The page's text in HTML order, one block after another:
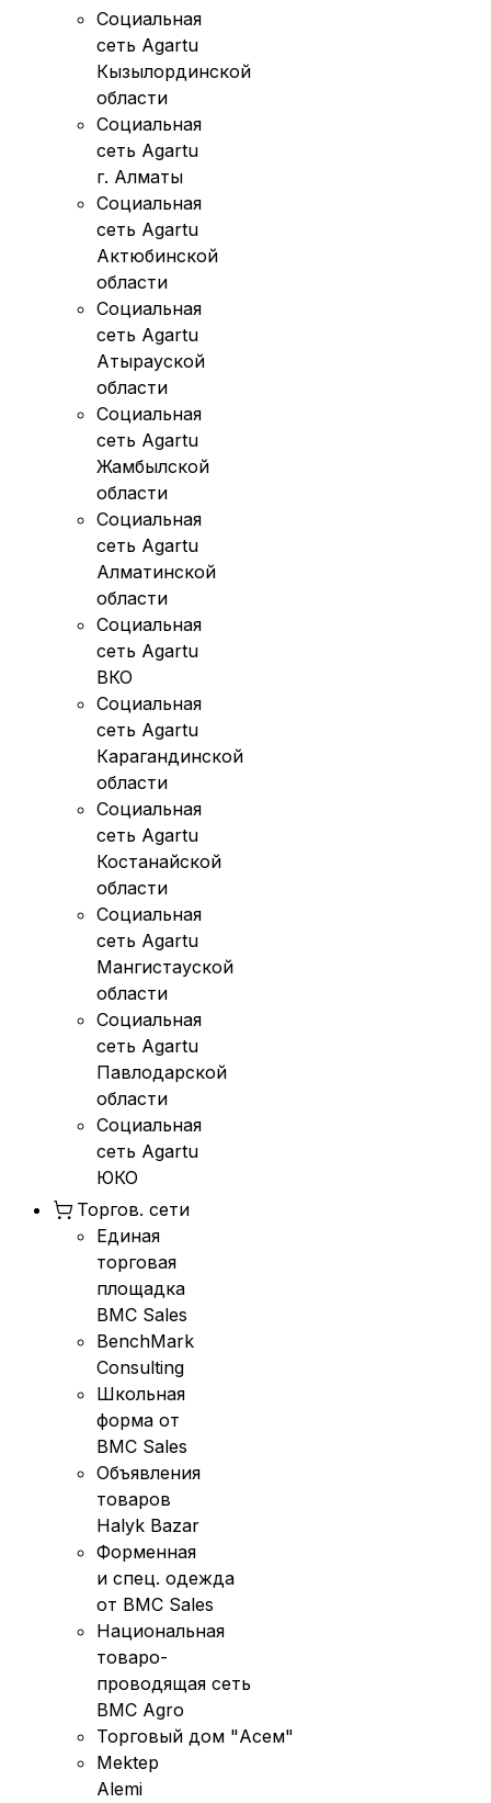
Социальная
сеть Agartu
Кызылординской
области
Социальная
сеть Agartu
г. Алматы
Социальная
сеть Agartu
Актюбинской
области
Социальная
сеть Agartu
Атырауской
области
Социальная
сеть Agartu
Жамбылской
области
Социальная
сеть Agartu
Алматинской
области
Социальная
сеть Agartu
ВКО
Социальная
сеть Agartu
Карагандинской
области
Социальная
сеть Agartu
Костанайской
области
Социальная
сеть Agartu
Мангистауской
области
Социальная
сеть Agartu
Павлодарской
области
Социальная
сеть Agartu
ЮКО
Торгов. сети
Единая
торговая
площадка
BMC Sales
BenchMark
Consulting
Школьная
форма от
BMC Sales
Объявления
товаров
Halyk Bazar
Форменная
и спец. одежда
от BMC Sales
Национальная
товаро-
проводящая сеть
BMC Agro
Торговый дом "Асем"
Mektep
Alemi